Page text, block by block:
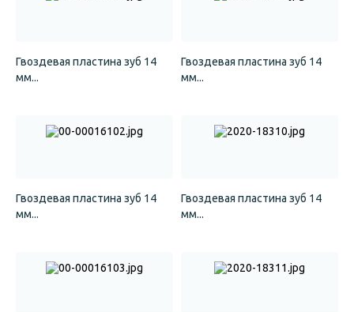
Гвоздевая пластина зуб 14
мм...
Гвоздевая пластина зуб 14
мм...
Гвоздевая пластина зуб 14
мм...
Гвоздевая пластина зуб 14
мм...